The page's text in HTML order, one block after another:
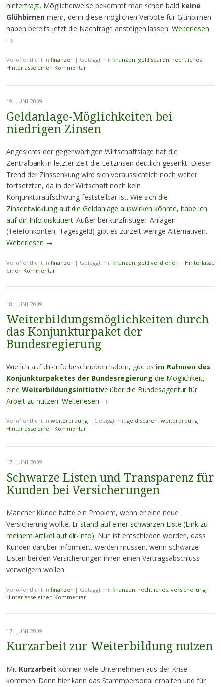
hinterfragt. Möglicherweise bekommt man schon bald keine
Glühbirnenmehr, denn diese möglichen Verbote für Glühbirnen
haben bereits jetzt die Nachfrage ansteigen lassen. Weiterlesen
→
Veröffentlicht in finanzen | Getaggt mit finanzen, geld sparen, rechtliches |
Hinterlasse einen Kommentar
19. JUNI 2009
Geldanlage-Möglichkeiten bei
niedrigen Zinsen
Angesichts der gegenwärtigen Wirtschaftslage hat die
Zentralbank in letzter Zeit die Leitzinsen deutlich gesenkt. Dieser
Trend der Zinssenkung wird sich voraussichtlich noch weiter
fortsetzten, da in der Wirtschaft noch kein
Konjunkturaufschwung feststellbar ist. Wie sich die
Zinsentwicklung auf die Geldanlage auswirken könnte, habe ich
auf dir-Info diskutiert. Außer bei kurzfristigen Anlagen
(Telefonkonten, Tagesgeld) gibt es zurzeit wenige Alternativen.
Weiterlesen →
Veröffentlicht in finanzen | Getaggt mit finanzen, geld verdienen | Hinterlasse
einen Kommentar
18. JUNI 2009
Weiterbildungsmöglichkeiten durch
das Konjunkturpaket der
Bundesregierung
Wie ich auf dir-Info beschrieben haben, gibt es im Rahmen des
Konjunkturpaketes der Bundesregierung die Möglichkeit,
eine Weiterbildungsinitiative über die Bundesagentur für
Arbeit zu nutzen. Weiterlesen →
Veröffentlicht in weiterbildung | Getaggt mit geld sparen, weiterbildung |
Hinterlasse einen Kommentar
17. JUNI 2009
Schwarze Listen und Transparenz für
Kunden bei Versicherungen
Mancher Kunde hatte ein Problem, wenn er eine neue
Versicherung wollte. Er stand auf einer schwarzen Liste (Link zu
meinem Artikel auf dir-Info). Nun ist entschieden worden, dass
Kunden darüber informiert, werden müssen, wenn schwarze
Listen bei den Versicherungen ihnen einen Vertragsabschluss
verweigern wollen.
Veröffentlicht in finanzen | Getaggt mit finanzen, rechtliches, versicherung |
Hinterlasse einen Kommentar
17. JUNI 2009
Kurzarbeit zur Weiterbildung nutzen
Mit Kurzarbeit können viele Unternehmen aus der Krise
kommen. Denn hier kann das Stammpersonal erhalten und für